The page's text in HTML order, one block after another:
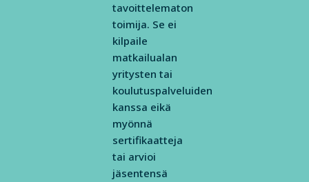
tavoittelematon
toimija. Se ei
kilpaile
matkailualan
yritysten tai
koulutuspalveluiden
kanssa eikä
myönnä
sertifikaatteja
tai arvioi
jäsentensä